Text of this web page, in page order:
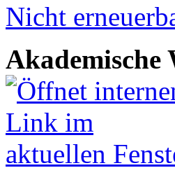
Nicht
Akademische